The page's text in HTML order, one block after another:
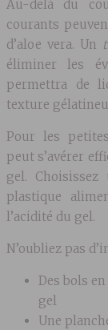
Au-delà du
courants
d’aloe vera. Un
éliminer les
permettra de
texture
Pour les
peut s’avérer
gel.
plastique
l’acidité du gel.
N’oubliez pas
Des bols
gel
Une